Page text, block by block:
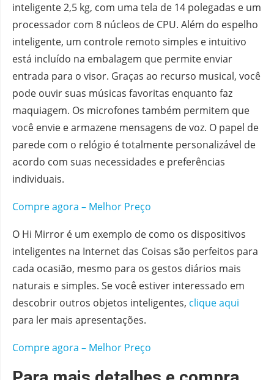
inteligente 2,5 kg, com uma tela de 14 polegadas e um
processador com 8 núcleos de CPU. Além do espelho
inteligente, um controle remoto simples e intuitivo
está incluído na embalagem que permite enviar
entrada para o visor. Graças ao recurso musical, você
pode ouvir suas músicas favoritas enquanto faz
maquiagem. Os microfones também permitem que
você envie e armazene mensagens de voz. O papel de
parede com o relógio é totalmente personalizável de
acordo com suas necessidades e preferências
individuais.
Compre agora – Melhor Preço
O Hi Mirror é um exemplo de como os dispositivos
inteligentes na Internet das Coisas são perfeitos para
cada ocasião, mesmo para os gestos diários mais
naturais e simples. Se você estiver interessado em
descobrir outros objetos inteligentes, clique aqui
para ler mais apresentações.
Compre agora – Melhor Preço